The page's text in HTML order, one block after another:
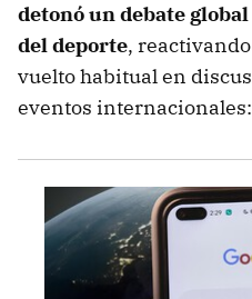
detonó un debate
del deporte,
vuelto habitual en
eventos